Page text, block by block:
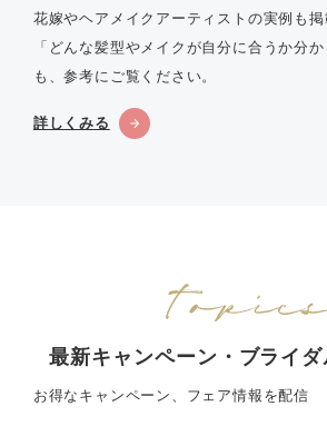
花嫁やヘアメイクアーティストの実例も掲
「どんな髪型やメイクが自分に合うか分
も、参考にご覧ください。
詳しくみる
最新キャンペーン・ブライ
お得なキャンペーン、フェア情報を配信